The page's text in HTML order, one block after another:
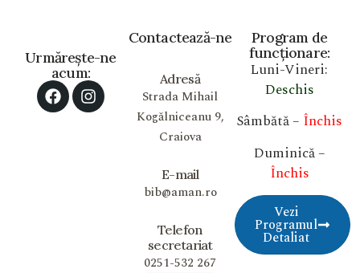
Program de
funcționare:
Luni-Vineri:
Deschis
Sâmbătă – Închis
Duminică –
Închis
Vezi
Programul
Detaliat
Contactează-ne
Adresă
Strada Mihail
Kogălniceanu 9,
Craiova
E-mail
bib@aman.ro
Telefon
secretariat
0251-532 267
Urmărește-ne
acum: